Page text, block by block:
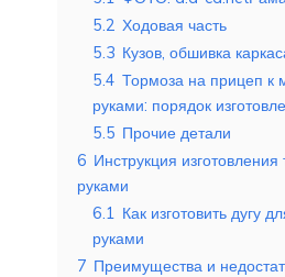
5.2 Ходовая часть
5.3 Кузов, обшивка
5.4 Тормоза на прицеп к
руками: порядок
5.5 Прочие детали
6 Инструкция изготовления
руками
6.1 Как изготовить дугу
руками
7 Преимущества и